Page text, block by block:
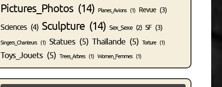
Pictures_Photos (14) Planes_Avions(1) Revue (3)
Sciences(4) Sculpture(14) Sex_Sexe(2) SF (3)
Singers_Chanteurs(1) Statues (5) Thaïlande (5) Torture(1)
Toys_Jouets (5) Trees_Arbres(1) Women_Femmes(1)